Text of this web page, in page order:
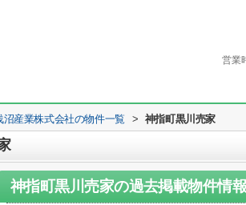
営業
沼産業株式会社の物件一覧 > 神指町黒川売家
神指町黒川売家の過去掲載物件情報